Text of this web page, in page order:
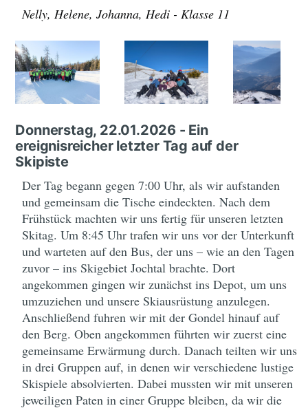
Nelly, Helene, Johanna, Hedi - Klasse 11
Donnerstag, 22.01.2026 - Ein
ereignisreicher letzter Tag auf der
Skipiste
Der Tag begann gegen 7:00 Uhr, als wir aufstanden
und gemeinsam die Tische eindeckten. Nach dem
Frühstück machten wir uns fertig für unseren letzten
Skitag. Um 8:45 Uhr trafen wir uns vor der Unterkunft
und warteten auf den Bus, der uns – wie an den Tagen
zuvor – ins Skigebiet Jochtal brachte. Dort
angekommen gingen wir zunächst ins Depot, um uns
umzuziehen und unsere Skiausrüstung anzulegen.
Anschließend fuhren wir mit der Gondel hinauf auf
den Berg. Oben angekommen führten wir zuerst eine
gemeinsame Erwärmung durch. Danach teilten wir uns
in drei Gruppen auf, in denen wir verschiedene lustige
Skispiele absolvierten. Dabei mussten wir mit unseren
jeweiligen Paten in einer Gruppe bleiben, da wir die